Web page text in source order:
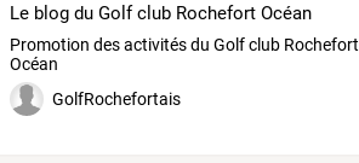
Le blog du Golf club Rochefort Océan
Promotion des activités du Golf club Rochefort
Océan
GolfRochefortais